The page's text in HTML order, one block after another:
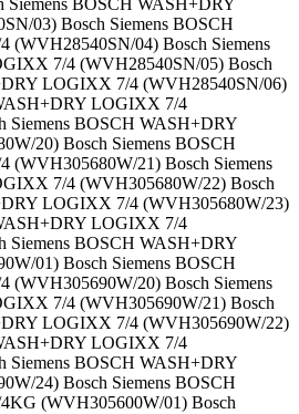
Siemens BOSCH WASH+DRY
03) Bosch Siemens BOSCH
04) Bosch Siemens
7/4 (WVH28540SN/05) Bosch
LOGIXX 7/4 (WVH28540SN/06)
LOGIXX 7/4
Siemens BOSCH WASH+DRY
20) Bosch Siemens BOSCH
21) Bosch Siemens
7/4 (WVH305680W/22) Bosch
LOGIXX 7/4 (WVH305680W/23)
LOGIXX 7/4
Siemens BOSCH WASH+DRY
01) Bosch Siemens BOSCH
20) Bosch Siemens
7/4 (WVH305690W/21) Bosch
LOGIXX 7/4 (WVH305690W/22)
LOGIXX 7/4
Siemens BOSCH WASH+DRY
24) Bosch Siemens BOSCH
(WVH305600W/01) Bosch